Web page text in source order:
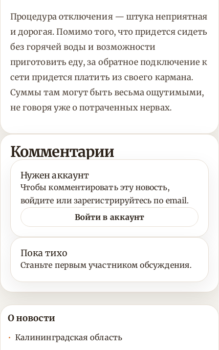
Процедура отключения — штука неприятная
и дорогая. Помимо того, что придется сидеть
без горячей воды и возможности
приготовить еду, за обратное подключение к
сети придется платить из своего кармана.
Суммы там могут быть весьма ощутимыми,
не говоря уже о потраченных нервах.
Комментарии
Нужен аккаунт
Чтобы комментировать эту новость,
войдите или зарегистрируйтесь по email.
Войти в аккаунт
Пока тихо
Станьте первым участником обсуждения.
О новости
Калининградская область